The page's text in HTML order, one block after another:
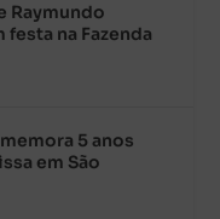
Raymundo
na Fazenda
5 anos
em São